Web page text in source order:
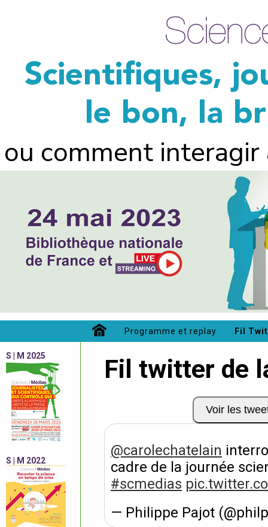
Scientifiques,
le bon, la
ou comment
Programme et replay Fil
S | M 2025
S | M 2022
Fil twitter de
Voir les
@carolechatelain
cadre de la journée
#scmedias
— Philippe Pajot